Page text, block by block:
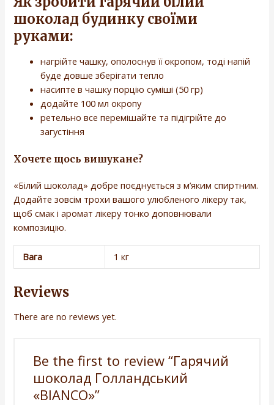
шоколад будинку своїми
руками:
нагрійте чашку, ополоснув її окропом, тоді напій
буде довше зберігати тепло
насипте в чашку порцію суміші (50 гр)
додайте 100 мл окропу
ретельно все перемішайте та підігрійте до
загустіння
Хочете щось вишукане?
«Білий шоколад» добре поєднується з м’яким спиртним.
Додайте зовсім трохи вашого улюбленого лікеру так,
щоб смак і аромат лікеру тонко доповнювали
композицію.
Вага 1 кг
Reviews
There are no reviews yet.
Be the first to review “Гарячий
шоколад Голландський
«BIANCO»”